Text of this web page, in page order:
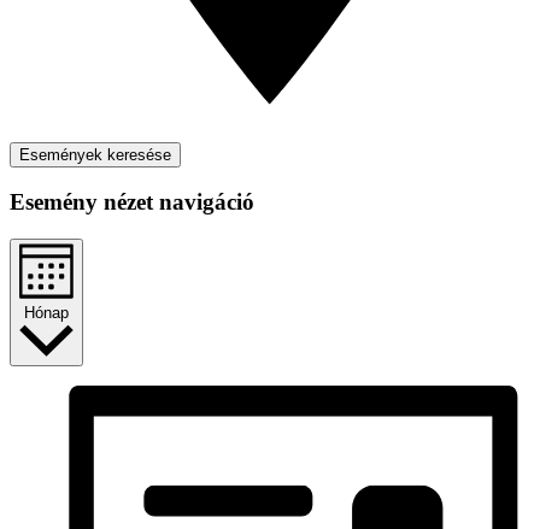
Események keresése
Esemény nézet navigáció
Hónap